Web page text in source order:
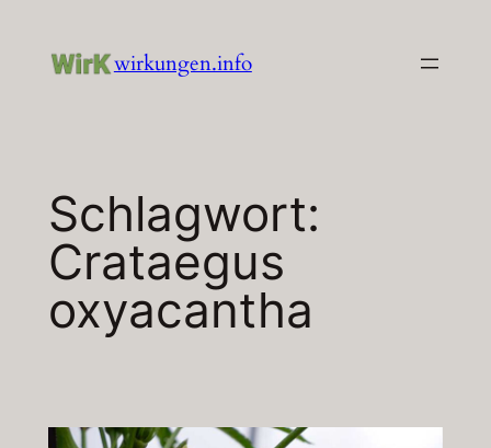
Inhalt
wirkungen.info
Schlagwort:
Crataegus
oxyacantha